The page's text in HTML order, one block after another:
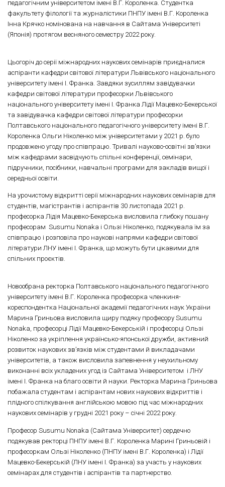
педагогічним університетом імені В.Г. Короленка. Студентка
факультету філології та журналістики ПНПУ імені В.Г. Короленка
Інна Крячко номінована на навчання в Сайтама Університеті
(Японія) протягом весняного семестру 2022 року.
Цьогоріч до серії міжнародних наукових семінарів приєдналися
аспіранти кафедри світової літератури Львівського національного
університету імені І. Франка. Завдяки зусиллям завідувачки
кафедри світової літератури професорки Львівського
національного університету імені І. Франка Лідії Мацевко-Бекерської
та завідувачка кафедри світової літератури професорки
Полтавського національного педагогічного університету імені В.Г.
Короленка Ольги Ніколенко між університетами у 2021 р. було
продовжено угоду про співпрацю. Тривалі науково-освітні зв’язки
між кафедрами засвідчують спільні конференції, семінари,
підручники, посібники, навчальні програми для закладів вищої і
середньої освіти.
На урочистому відкритті серії міжнародних наукових семінарів для
студентів, магістрантів і аспірантів 30 листопада 2021 р.
професорка Лідія Мацевко-Бекерська висловила глибоку пошану
професорам Susumu Nonaka і Ользі Ніколенко, подякувала їм за
співпрацю і розповіла про наукові напрями кафедри світової
літератури ЛНУ імені І. Франка, що можуть бути цікавими для
спільних проєктів.
Новообрана ректорка Полтавського національного педагогічного
університету імені В.Г. Короленка професорка членкиня-
кореспондентка Національної академії педагогічних наук України
Марина Гриньова висловила щиру подяку професору Susumu
Nonaka, професорці Лідії Мацевко-Бекерській і професорці Ользі
Ніколенко за укріплення українсько-японської дружби, активний
розвиток наукових зв’язків між студентами й викладачами
університетів, а також висловила запевнення у неухильному
виконанні всіх укладених угод із Сайтама Університетом і ЛНУ
імені І. Франка на благо освіти й науки. Ректорка Марина Гриньова
побажала студентам і аспірантам нових наукових відкриттів і
плідного спілкування англійською мовою під час міжнародних
наукових семінарів у грудні 2021 року – січні 2022 року.
Професор Susumu Nonaka (Сайтама Університет) сердечно
подякував ректорці ПНПУ імені В.Г. Короленка Марині Гриньовій і
професоркам Ользі Ніколенко (ПНПУ імені В.Г. Короленка) і Лідії
Мацевко-Бекерській (ЛНУ імені І. Франка) за участь у наукових
семінарах для студентів і аспірантів та партнерство.